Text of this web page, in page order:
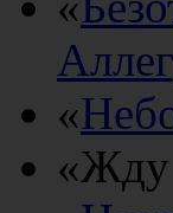
«